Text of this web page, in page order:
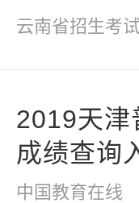
云南省招生考
2019天津
成绩查询
中国教育在线